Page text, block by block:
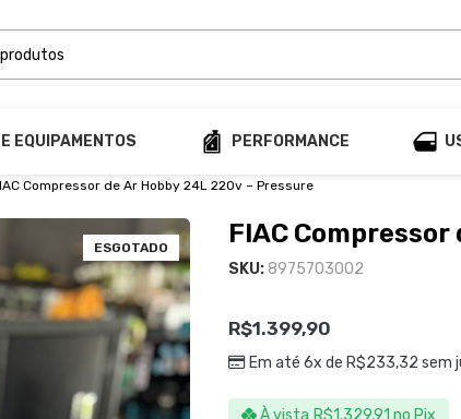
EQUIPAMENTOS PERFORMANCE
Compressor de Ar Hobby 24L 220v – Pressure
ESGOTADO FIAC
SKU: 8975703002
R$1.399,90
Em até 6x de R$233,32 sem
À vista R$1.329,91 no Pix